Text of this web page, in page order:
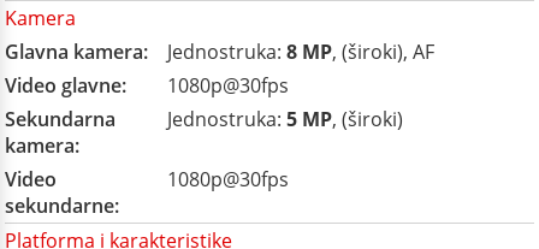
Kamera
Glavna kamera:
Jednostruka: 8 MP, (široki), AF
Video glavne:
1080p@30fps
Sekundarna
kamera:
Jednostruka: 5 MP, (široki)
Video
sekundarne:
1080p@30fps
Platforma i karakteristike